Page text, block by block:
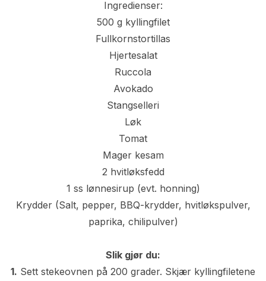
Ingredienser:
500 g kyllingfilet
Fullkornstortillas
Hjertesalat
Ruccola
Avokado
Stangselleri
Løk
Tomat
Mager kesam
2 hvitløksfedd
1 ss lønnesirup (evt. honning)
Krydder (Salt, pepper, BBQ-krydder, hvitløkspulver,
paprika, chilipulver)
Slik gjør du:
1. Sett stekeovnen på 200 grader. Skjær kyllingfiletene